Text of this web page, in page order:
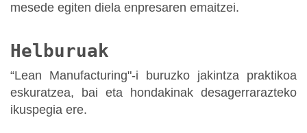
mesede egiten diela enpresaren emaitzei.
Helburuak
“Lean Manufacturing"-i buruzko jakintza praktikoa
eskuratzea, bai eta hondakinak desagerrarazteko
ikuspegia ere.